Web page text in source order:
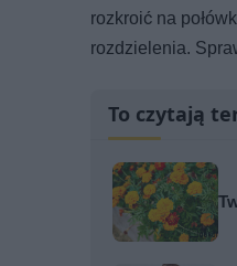
rozkroić na
rozdzielenia.
To czytają